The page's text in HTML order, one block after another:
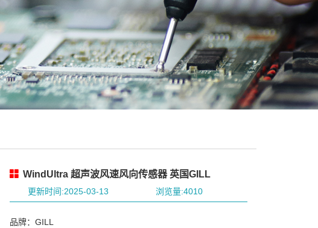
WindUltra 超声波风速风向传感器 英国GILL
更新时间:2025-03-13 浏览量:4010
品牌：GILL